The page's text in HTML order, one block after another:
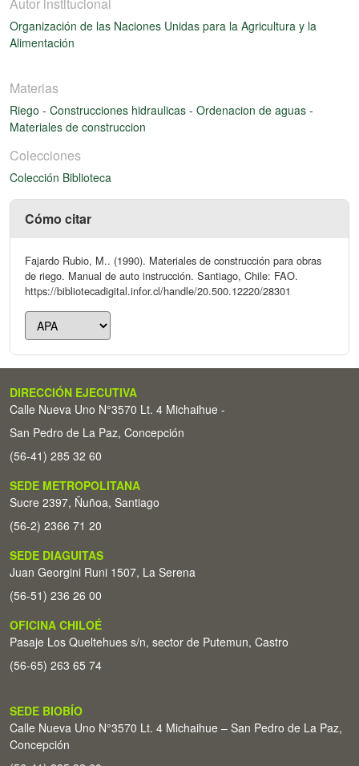
Organización de las Naciones Unidas para la Agricultura y la
Alimentación
Materias
Riego - Construcciones hidraulicas - Ordenacion de aguas -
Materiales de construccion
Colecciones
Colección Biblioteca
Cómo citar
Fajardo Rubio, M.. (1990). Materiales de construcción para obras
de riego. Manual de auto instrucción. Santiago, Chile: FAO.
https://bibliotecadigital.infor.cl/handle/20.500.12220/28301
DIRECCIÓN EJECUTIVA
Calle Nueva Uno N°3570 Lt. 4 Michaihue -
San Pedro de La Paz, Concepción
(56-41) 285 32 60
SEDE METROPOLITANA
Sucre 2397, Ñuñoa, Santiago
(56-2) 2366 71 20
SEDE DIAGUITAS
Juan Georgini Runi 1507, La Serena
(56-51) 236 26 00
OFICINA CHILOÉ
Pasaje Los Queltehues s/n, sector de Putemun, Castro
(56-65) 263 65 74
SEDE BIOBÍO
Calle Nueva Uno N°3570 Lt. 4 Michaihue – San Pedro de La Paz,
Concepción